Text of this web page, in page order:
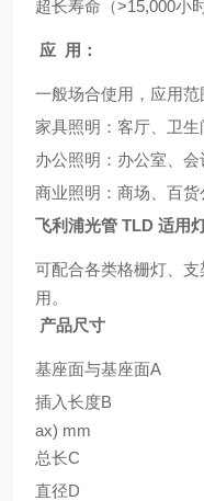
超长寿命（>15,000小时
应 用：
一般场合使用，应用范
家具照明：客厅、卫生
办公照明：办公室、会
商业照明：商场、百
飞利浦光管 TLD 适用
可配合各类格栅灯、
用。
产品尺寸
基座面与基座
插入长度B
ax) mm
总长C
直径D